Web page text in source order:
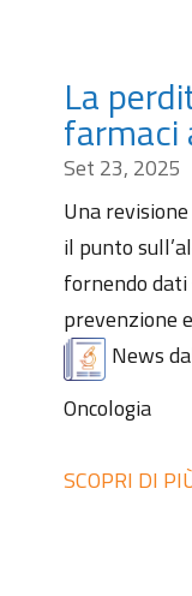
La
Set 23, 2025
Una
il punto
fornendo
prevenzione
News
Oncologia
SCOPRI DI